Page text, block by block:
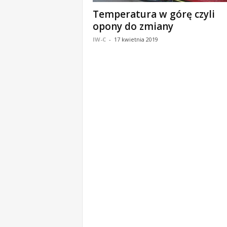
Temperatura w górę czyli
opony do zmiany
IW-C - 17 kwietnia 2019